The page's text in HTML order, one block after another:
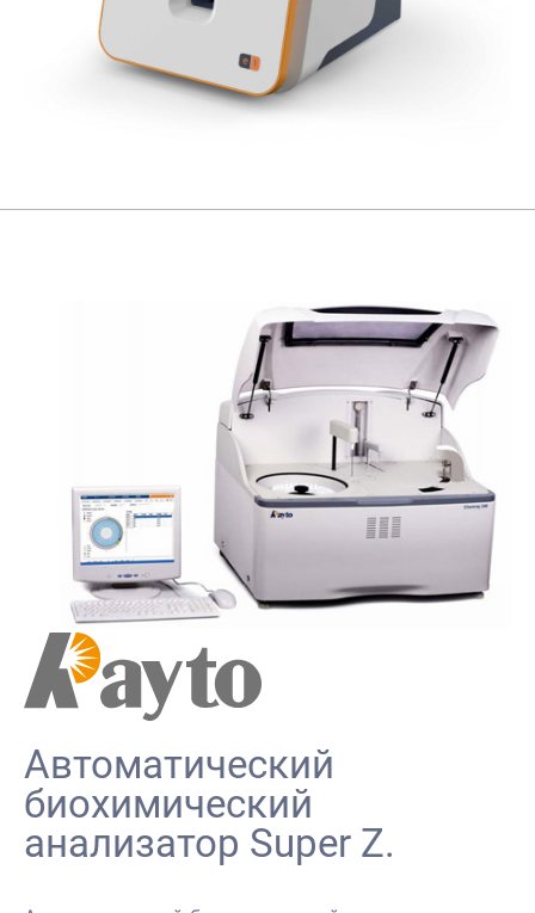
Автоматический
биохимический
анализатор Super Z.